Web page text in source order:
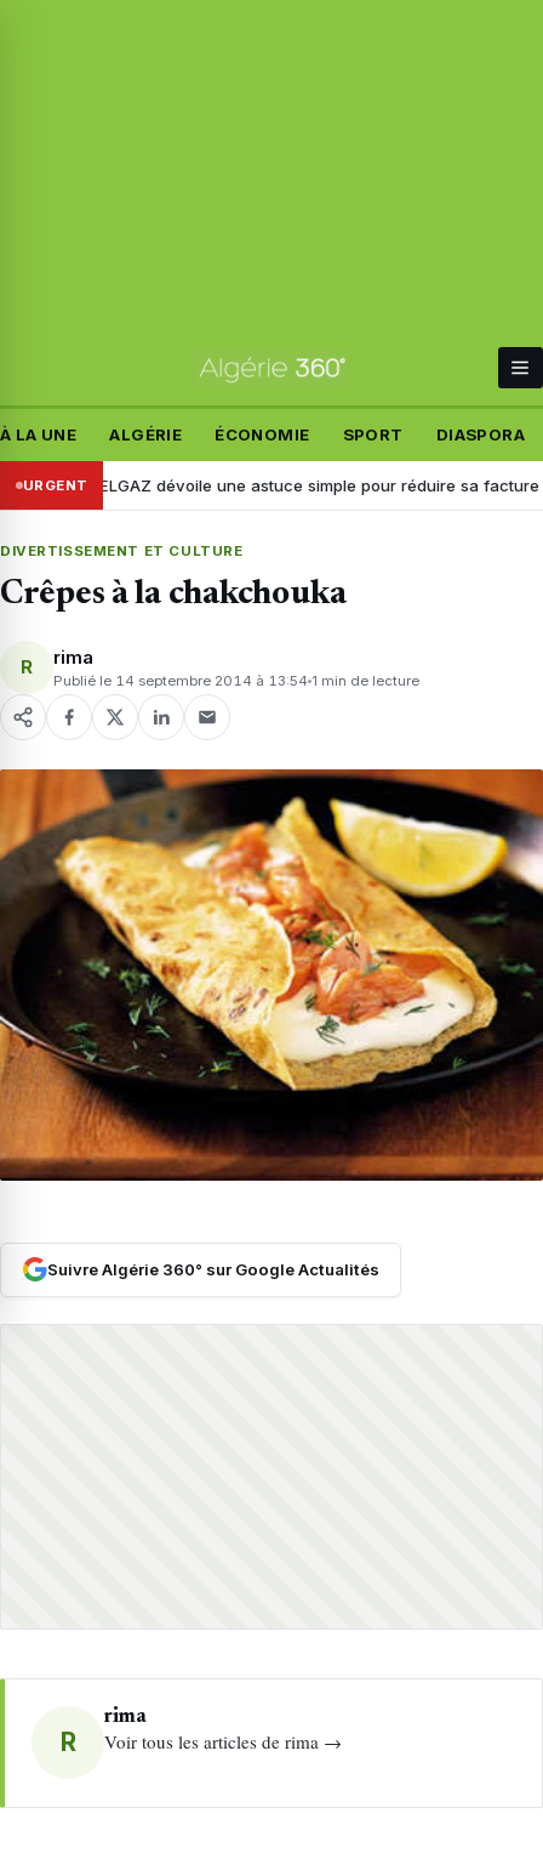
À LA UNE ALGÉRIE ÉCONOMIE SPORT DIASPORA
URGENT
SONELGAZ dévoile une astuce simple pour réduire sa facture
DIVERTISSEMENT ET CULTURE
Crêpes à la chakchouka
R rima
Publié le 14 septembre 2014 à 13:54 1 min de lecture
Suivre Algérie 360° sur Google Actualités
R
rima
Voir tous les articles de rima →